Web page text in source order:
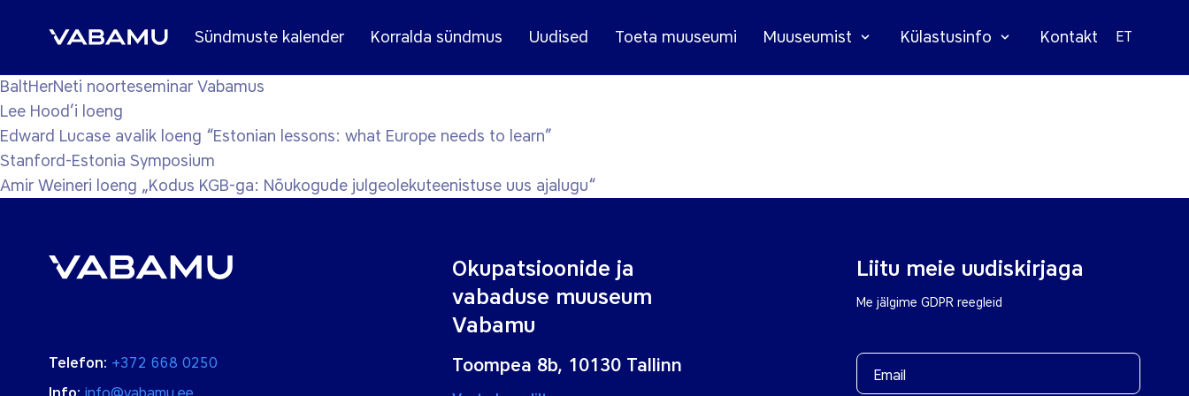
Sündmuste kalender Korralda sündmus Uudised Toeta muuseumi Muuseumist Külastusinfo Kontakt ET
BaltHerNeti noorteseminar Vabamus
Lee Hood’i loeng
Edward Lucase avalik loeng “Estonian lessons: what Europe needs to learn”
Stanford-Estonia Symposium
Amir Weineri loeng „Kodus KGB-ga: Nõukogude julgeolekuteenistuse uus ajalugu“
Okupatsioonide ja
vabaduse muuseum
Vabamu
Liitu meie uudiskirjaga
Me jälgime GDPR reegleid
Telefon: +372 668 0250
Toompea 8b, 10130 Tallinn